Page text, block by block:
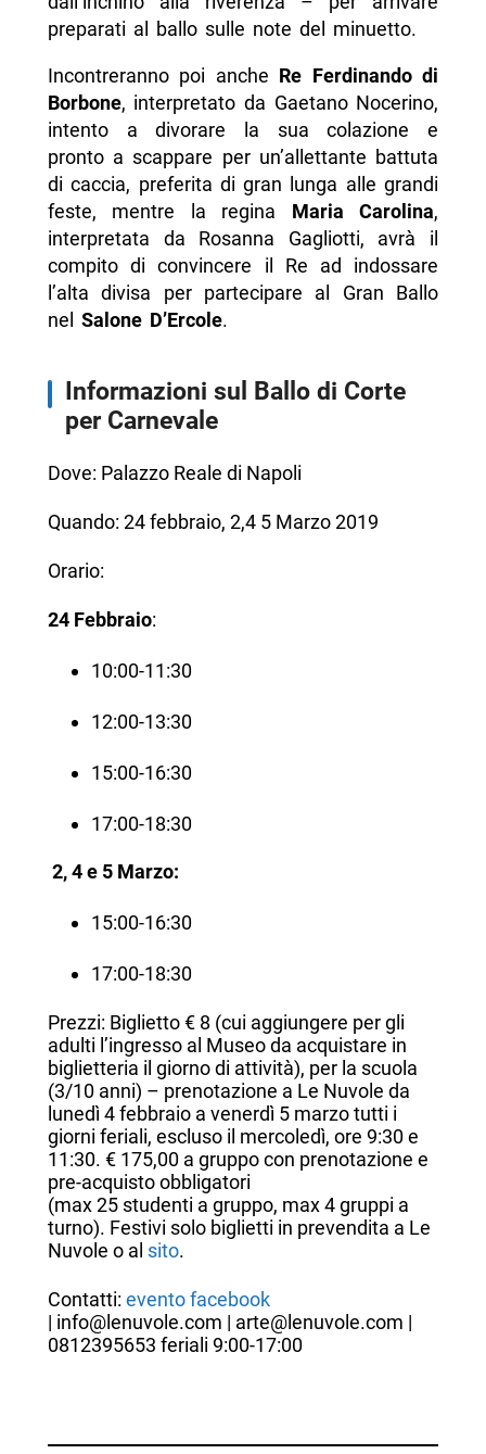
preparati al ballo sulle note del minuetto.
Incontreranno poi anche Re Ferdinando di
Borbone, interpretato da Gaetano Nocerino,
intento a divorare la sua colazione e
pronto a scappare per un’allettante battuta
di caccia, preferita di gran lunga alle grandi
feste, mentre la regina Maria Carolina,
interpretata da Rosanna Gagliotti, avrà il
compito di convincere il Re ad indossare
l’alta divisa per partecipare al Gran Ballo
nel Salone D’Ercole.
Informazioni sul Ballo di Corte
per Carnevale
Dove: Palazzo Reale di Napoli
Quando: 24 febbraio, 2,4 5 Marzo 2019
Orario:
24 Febbraio:
10:00-11:30
12:00-13:30
15:00-16:30
17:00-18:30
2, 4 e 5 Marzo:
15:00-16:30
17:00-18:30
Prezzi: Biglietto € 8 (cui aggiungere per gli
adulti l’ingresso al Museo da acquistare in
biglietteria il giorno di attività), per la scuola
(3/10 anni) – prenotazione a Le Nuvole da
lunedì 4 febbraio a venerdì 5 marzo tutti i
giorni feriali, escluso il mercoledì, ore 9:30 e
11:30. € 175,00 a gruppo con prenotazione e
pre-acquisto obbligatori
(max 25 studenti a gruppo, max 4 gruppi a
turno). Festivi solo biglietti in prevendita a Le
Nuvole o al sito.
Contatti: evento facebook
| info@lenuvole.com | arte@lenuvole.com |
0812395653 feriali 9:00-17:00